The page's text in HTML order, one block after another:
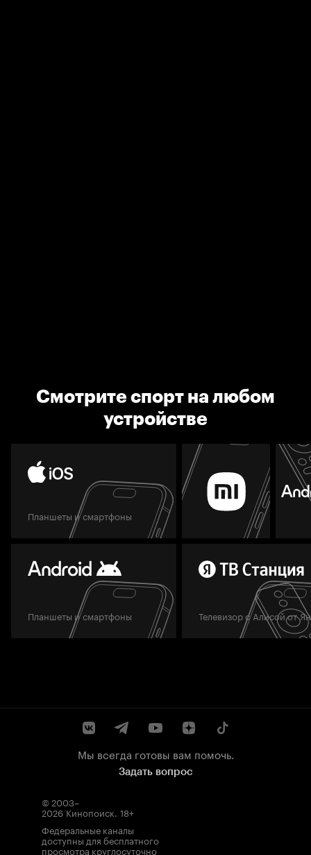
Смотрите спорт на любом
устройстве
Планшеты и смартфоны
Планшеты и смартфоны Телевизор с Алисой от
Мы всегда готовы вам помочь.
Задать вопрос
© 2003–
2026 Кинопоиск. 18+
Федеральные каналы
доступны для бесплатного
просмотра круглосуточно